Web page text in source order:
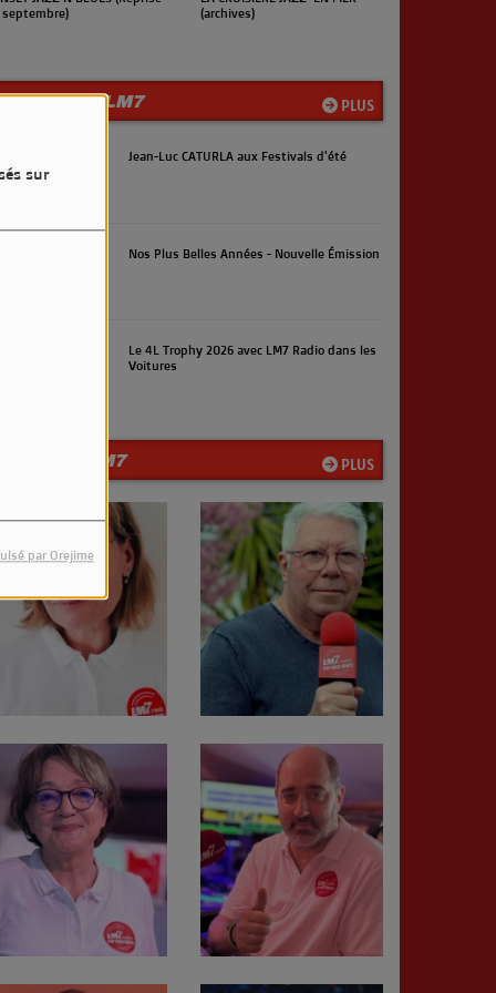
sur
par Orejime
(Reprise en septembre)
PLUS
INFOS LM7
Jean-Luc CATURLA aux Festivals d'été
Nos Plus Belles Années - Nouvelle Émission
Le 4L Trophy 2026 avec LM7 Radio dans les
Voitures
PLUS
LA TEAM LM7